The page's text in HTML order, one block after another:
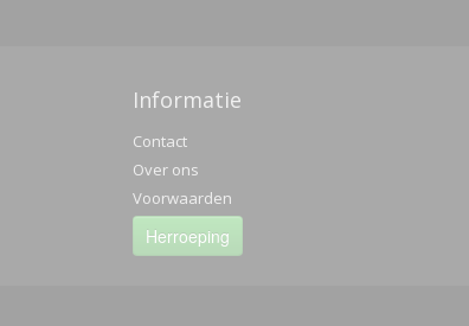
Informatie
Contact
Over ons
Voorwaarden
Herroeping